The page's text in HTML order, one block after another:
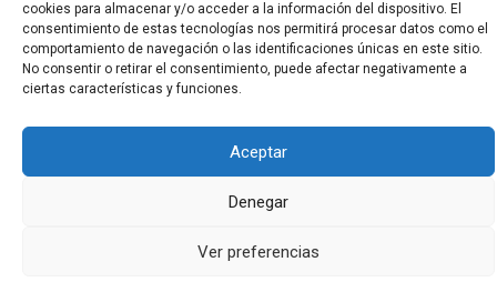
cookies para almacenar y/o acceder a la información del dispositivo. El
consentimiento de estas tecnologías nos permitirá procesar datos como el
comportamiento de navegación o las identificaciones únicas en este sitio.
No consentir o retirar el consentimiento, puede afectar negativamente a
ciertas características y funciones.
Aceptar
Denegar
Ver preferencias
Todos los derechos © 2026 El Funerario Digital | Funciona